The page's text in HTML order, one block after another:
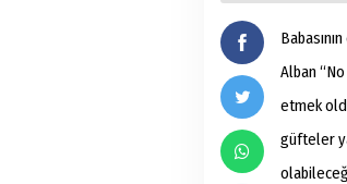
Alban
etmek
güfteler